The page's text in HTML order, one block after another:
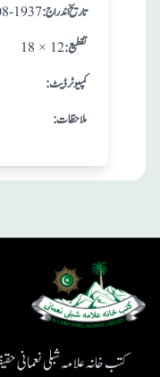
1937: تاريخ اندراج
18 × 12 :تقطيع
:کمپیوٹر ڈیٹ
:ملاحظات
کتب خانہ علامہ شبلی نعمانی